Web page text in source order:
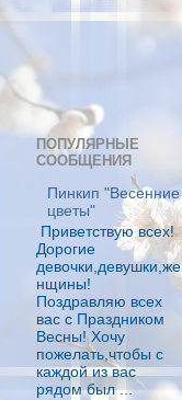
ПОПУЛЯРНЫЕ
СООБЩЕНИЯ
Пинкип "Весенние
цветы"
Приветствую всех!
Дорогие
девочки,девушки,же
нщины!
Поздравляю всех
вас с Праздником
Весны! Хочу
пожелать,чтобы с
каждой из вас
рядом был ...